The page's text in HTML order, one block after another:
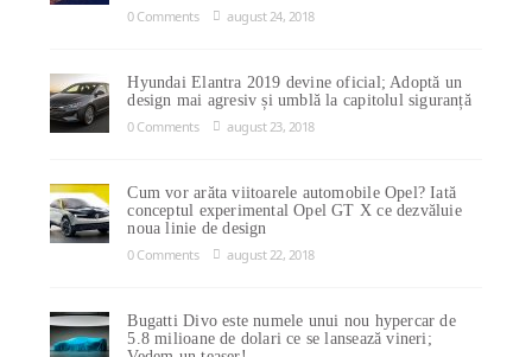
0 Comments
august 24, 2018
Hyundai Elantra 2019 devine oficial; Adoptă un
design mai agresiv și umblă la capitolul siguranță
0 Comments
august 23, 2018
Cum vor arăta viitoarele automobile Opel? Iată
conceptul experimental Opel GT X ce dezvăluie
noua linie de design
0 Comments
august 22, 2018
Bugatti Divo este numele unui nou hypercar de
5.8 milioane de dolari ce se lansează vineri;